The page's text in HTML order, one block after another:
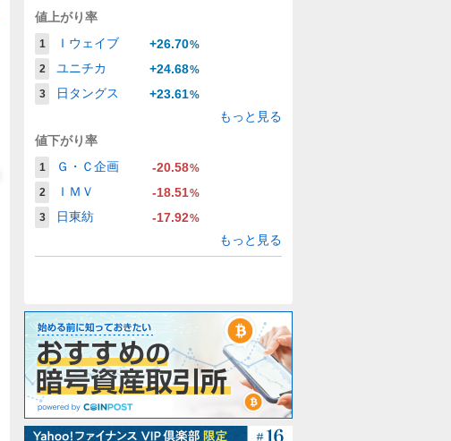
値上がり率
1 Ｉウェイブ +26.70%
2
ユニチカ +24.68%
3
日タングス +23.61%
もっと見る
値下がり率
1 Ｇ・Ｃ企画 -20.58%
2
ＩＭＶ -18.51%
3
日東紡 -17.92%
もっと見る